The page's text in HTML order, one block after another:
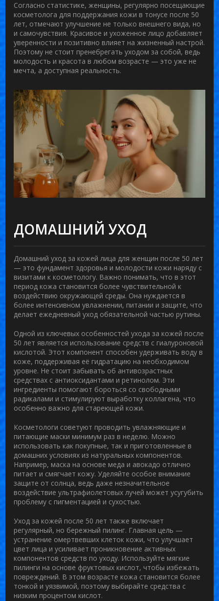
Согласно статистике, женщины, регулярно посещающие
косметолога для поддержания кожи в тонусе после 50
лет, отмечают улучшение не только внешнего вида, но
и самочувствия. Красивое и ухоженное лицо добавляет
уверенности и позитивно влияет на жизненный настрой.
Поэтому не стоит пренебрегать уходом за собой, ведь
молодость и красота в любом возрасте — это уже не
мечта, а доступная реальность.
ДОМАШНИЙ УХОД
Домашний уход за кожей лица для женщин после 50 лет
— это фундамент здоровья и молодости кожи наряду с
визитами к косметологу. Важно понимать, что в этот
период кожа становится более чувствительной к
воздействию окружающей среды. Она нуждается в
более интенсивном увлажнении, питании и защите, что
делает ежедневный уход обязательной частью рутины.
Одной из ключевых особенностей ухода за кожей после
50 лет является использование средств с гиалуроновой
кислотой. Этот компонент способен удерживать воду в
коже, поддерживая её гидратацию на необходимом
уровне. Не стоит забывать об антивозрастных
средствах с антиоксидантами и ретинолом. Эти
ингредиенты помогают бороться со свободными
радикалами и стимулируют выработку коллагена, что
особенно важно для стареющей кожи.
Косметологи советуют проводить увлажняющие и
питающие маски минимум раз в неделю. Можно
использовать как покупные, так и приготовленные в
домашних условиях из натуральных компонентов.
Например, маска на основе меда и авокадо отлично
питает и смягчает кожу. Уделяйте особое внимание
защите от солнца, ведь даже незначительное
воздействие ультрафиолетовых лучей может усугубить
проблему с пигментацией и сухостью.
Уход за кожей после 50 лет также включает
регулярный, но бережный пилинг. Главная цель —
устранение омертвевших клеток кожи, что улучшает
цвет лица и усиливает проникновение активных
компонентов средств по уходу. Используйте мягкие
пилинги на основе фруктовых кислот, чтобы избежать
повреждений. В этом возрасте кожа становится более
тонкой и уязвимой, поэтому выбирайте средства с
низким процентом кислот.